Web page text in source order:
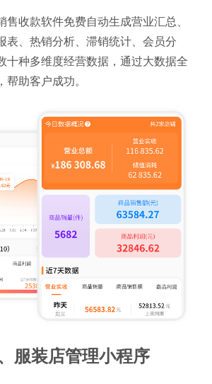
售收款软件免费自动生成营业汇总、
表、热销分析、滞销统计、会员分
十种多维度经营数据，通过大数据全
帮助客户成功。
服装店管理小程序